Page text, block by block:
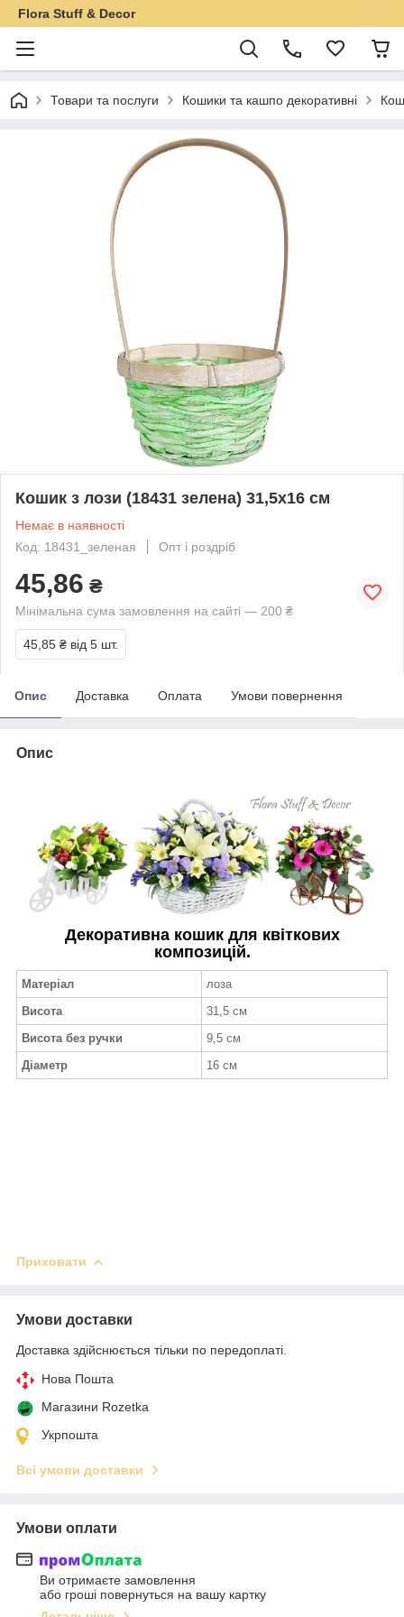
Flora Stuff & Decor
Товари та послуги Кошики та кашпо декоративні
Кошик з лози (18431 зелена) 31,5х16 см
Немає в наявності
Код: 18431_зеленая
Опт і роздріб
45,86 ₴
Мінімальна сума замовлення на сайті — 200 ₴
45,85 ₴ від 5 шт.
Опис Доставка Оплата Умови повернення
Опис
Декоративна кошик для квіткових
композицій.
Матеріал
лоза
Висота
31,5 см
Висота без ручки
9,5 см
Діаметр
16 см
Приховати
Умови доставки
Доставка здійснюється тільки по передоплаті.
Нова Пошта
Магазини Rozetka
Укрпошта
Всі умови доставки
Умови оплати
Ви отримаєте замовлення
або гроші повернуться на вашу картку